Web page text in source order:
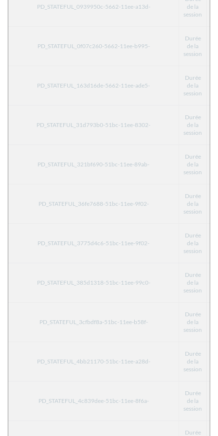
PD_STATEFUL_0939950c-5662-11ee-a13d-
de la
session
PD_STATEFUL_0f07c260-5662-11ee-b995-
Durée
de la
session
PD_STATEFUL_163d16de-5662-11ee-ade5-
Durée
de la
session
PD_STATEFUL_31d793b0-51bc-11ee-8302-
Durée
de la
session
PD_STATEFUL_321bf690-51bc-11ee-89ab-
Durée
de la
session
PD_STATEFUL_36fe7688-51bc-11ee-9f02-
Durée
de la
session
PD_STATEFUL_3775d4c6-51bc-11ee-9f02-
Durée
de la
session
PD_STATEFUL_385d1318-51bc-11ee-99c0-
Durée
de la
session
PD_STATEFUL_3cfbdf8a-51bc-11ee-b58f-
Durée
de la
session
PD_STATEFUL_4bb21170-51bc-11ee-a28d-
Durée
de la
session
PD_STATEFUL_4c839dee-51bc-11ee-8f6a-
Durée
de la
session
Durée